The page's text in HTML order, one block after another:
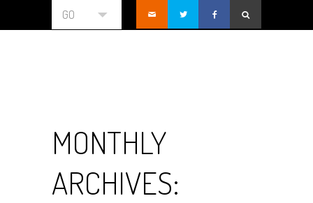
GO
MONTHLY
ARCHIVES: